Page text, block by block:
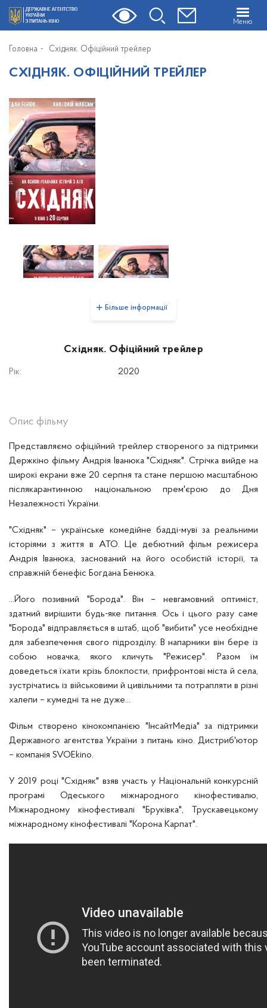
Меню
Головна Східняк. Офіційний трейлер
СХІДНЯК. ОФІЦІЙНИЙ ТРЕЙЛЕР
Більше інформації
Східняк. Офіційний трейлер
Рік: 2020
Опис фільму
Представляємо офіційний трейлер створеного за підтримки
Держкіно фільму Андрія Іванюка "Східняк". Стрічка вийде на
широкі екрани вже 20 серпня та стане першою масштабною
післякарантинною національною прем'єрою до Дня
Незалежності України.
"Східняк" – українське комедійне бадді-муві за реальними
історіями з життя в АТО. Це дебютний фільм режисера
Андрія Іванюка, заснований на його особистій історії, та
справжній бенефіс Богдана Бенюка.
...Його позивний "Борода". Він – невгамовний оптиміст,
здатний вирішити будь-яке питання. Ось і цього разу саме
"Борода" відправляється в штаб, щоб "вибити" усе необхідне
для забезпечення свого підрозділу. В напарники він бере із
собою новачка, якого кличуть "Режисер". Разом їм
доведеться їхати крізь блокпости, прифронтові міста й села,
зустрічатись із військовими й цивільними та потрапляти в різні
халепи – кумедні та не дуже...
Фільм створено кінокомпанією "ІнсайтМедіа" за підтримки
Державного агентства України з питань кіно. Дистриб'ютор
– компанія SVOEkino.
У 2019 році "Східняк" взяв участь у Національній конкурсній
програмі Одеського міжнародного кінофестивалю,
Міжнародному кінофестивалі "Бруківка", Трускавецькому
міжнародному кінофестивалі "Корона Карпат".